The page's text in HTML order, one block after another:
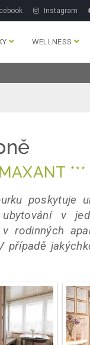
Instagram
WELLNESS
***
poskytuje
v
rodinných
případě